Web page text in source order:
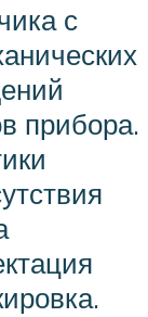
с
прибора.